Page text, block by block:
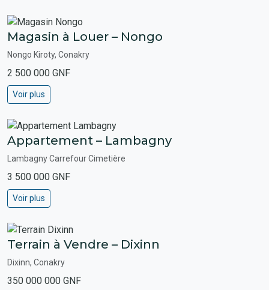
Magasin à Louer – Nongo
Nongo Kiroty, Conakry
2 500 000 GNF
Voir plus
Appartement – Lambagny
Lambagny Carrefour Cimetière
3 500 000 GNF
Voir plus
Terrain à Vendre – Dixinn
Dixinn, Conakry
350 000 000 GNF